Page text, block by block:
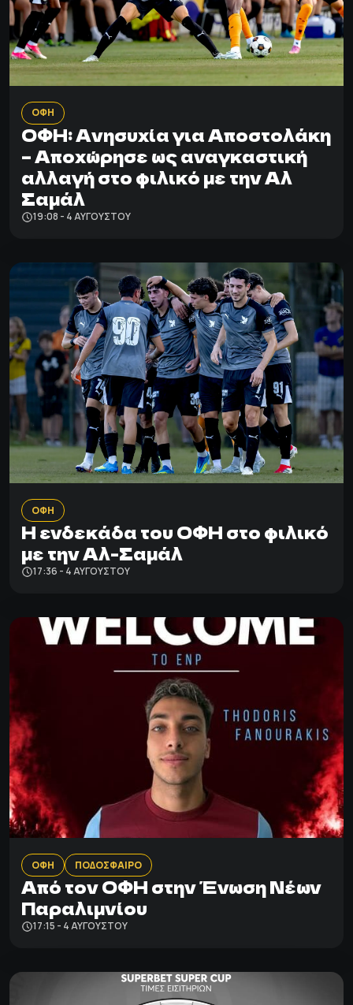
ΟΦΗ
ΟΦΗ: Ανησυχία για Αποστολάκη
– Αποχώρησε ως αναγκαστική
αλλαγή στο φιλικό με την Αλ
Σαμάλ
19:08 - 4 ΑΥΓΟΎΣΤΟΥ
ΟΦΗ
Η ενδεκάδα του ΟΦΗ στο φιλικό
με την Αλ-Σαμάλ
17:36 - 4 ΑΥΓΟΎΣΤΟΥ
ΟΦΗ ΠΟΔΟΣΦΑΙΡΟ
Από τον ΟΦΗ στην Ένωση Νέων
Παραλιμνίου
17:15 - 4 ΑΥΓΟΎΣΤΟΥ